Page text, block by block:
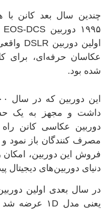
چندین سال بعد کانن
۱۹۹۵ دوربین EOS-DCS
اولین دوربین DSLR
عکاسان حرفه‌ای، برای
شده بود.
این دوربین که در سال
داشت و مجهز به یک
دوربین عکاسی کانن
مصرف کنندگان باز نمود
فروش این دوربین،
دنیای دوربین‌های دیجیتال
در سال بعدی اولین
یعنی مدل ۱D عرضه شد